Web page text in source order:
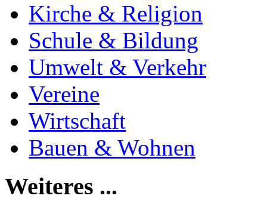
Kirche & Religion
Schule & Bildung
Umwelt & Verkehr
Vereine
Wirtschaft
Bauen & Wohnen
Weiteres ...